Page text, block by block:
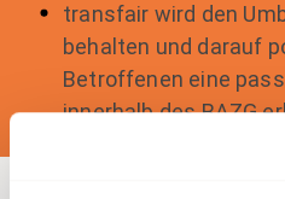
transfair wird den
behalten und darauf
Betroffenen eine
innerhalb des BAZG